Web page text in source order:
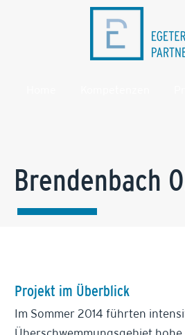
Brendenbach
Projekt im Überblick
Im Sommer 2014 führten